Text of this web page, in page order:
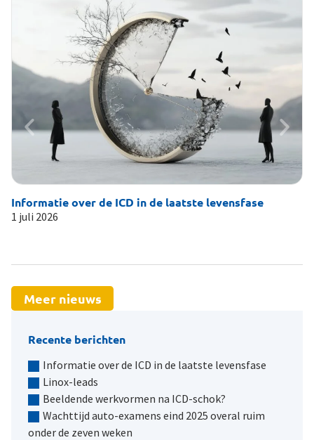
Recente berichten
Informatie over de ICD in de laatste levensfase
Linox-leads
Beeldende werkvormen na ICD-schok?
Wachttijd auto-examens eind 2025 overal ruim
onder de zeven weken
Informatie over de ICD in de laatste levensfase
1 juli 2026
Meer nieuws